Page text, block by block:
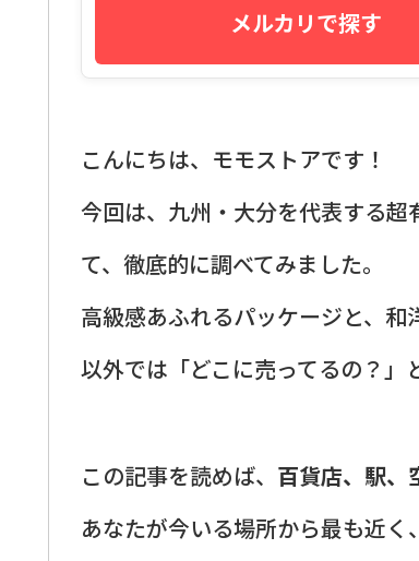
メルカリで探す
こんにちは、モモストアです！
今回は、九州・大分を代表する超
て、徹底的に調べてみました。
高級感あふれるパッケージと、
以外では「どこに売ってるの？」
この記事を読めば、 百貨店、駅、
あなたが今いる場所から最も近